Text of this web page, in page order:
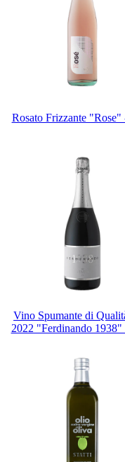
Rosato Frizzante "Rose"
Vino Spumante di
2022 "Ferdinando 1938"